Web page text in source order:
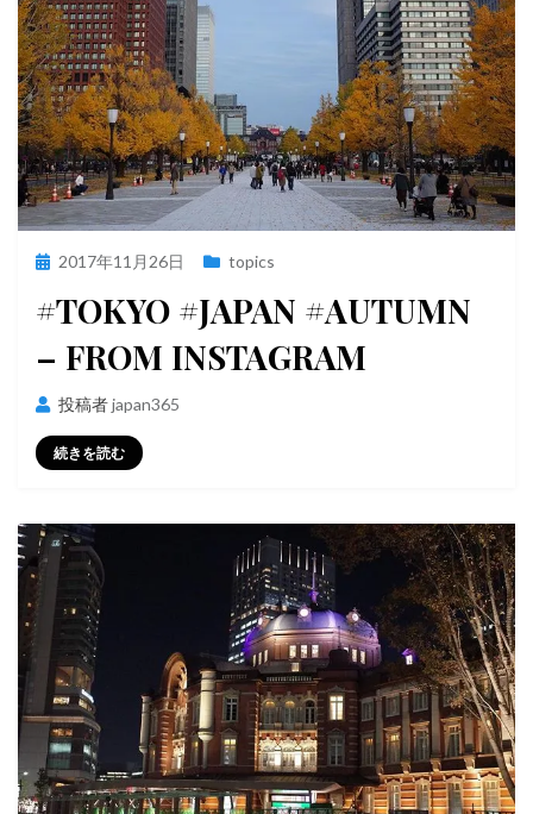
投
日:
2017年11月26日 topics
#TOKYO #JAPAN #AUTUMN
– FROM INSTAGRAM
投稿者japan365
続きを読む